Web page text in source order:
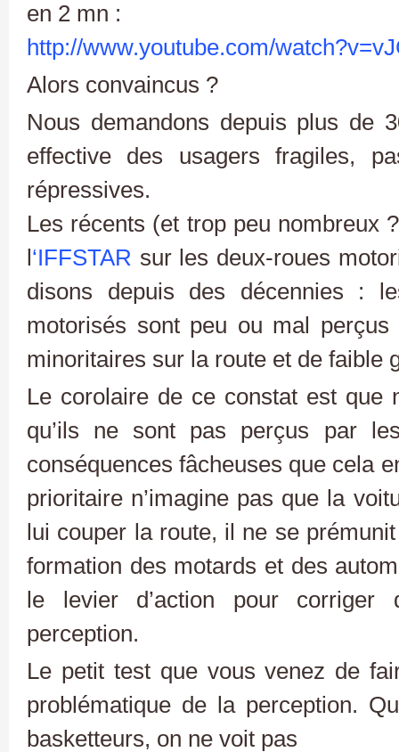
en 2 mn :
http://www.youtube.com/
Alors convaincus ?
Nous demandons depuis plus de
effective des usagers fragiles,
répressives.
Les récents (et trop peu nombreux
‘IFFSTAR sur les deux-roues
disons depuis des décennies :
motorisés sont peu ou mal
minoritaires sur la route et de faible
Le corolaire de ce constat est que
qu’ils ne sont pas perçus par
conséquences fâcheuses que cela
prioritaire n’imagine pas que la
lui couper la route, il ne se
formation des motards et des
le levier d’action pour corriger
perception.
Le petit test que vous venez de
problématique de la perception.
basketteurs, on ne voit pas